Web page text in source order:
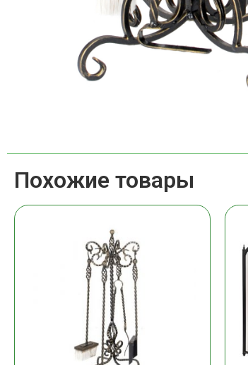
Похожие товары